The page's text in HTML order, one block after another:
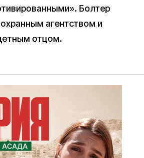
Болтер
агентством и
отцом.